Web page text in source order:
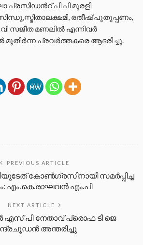
പ്രസിഡൻറ് പി പി മുരളി
രതീഷ് പുതുപ്പണം,
സജീത മണലിൽ എന്നിവർ
മുതിർന്ന പ്രവർത്തകരെ ആദരിച്ചു.
PREVIOUS ARTICLE
കോൺഗ്രസിനായി സമർപ്പിച്ച
എം.കെ.രാഘവൻ എം.പി
NEXT ARTICLE
എസ് പി നേതാവ് പ്രൊഫ ടി ജെ
അന്തരിച്ചു